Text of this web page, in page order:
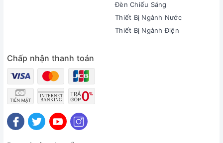
Đèn Chiếu Sáng
Thiết Bị Ngành Nước
Thiết Bị Ngành Điện
Chấp nhận thanh toán